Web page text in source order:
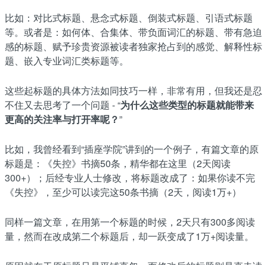
比如：对比式标题、悬念式标题、倒装式标题、引语式标题
等。或者是：如何体、合集体、带负面词汇的标题、带有急迫
感的标题、赋予珍贵资源被读者独家抢占到的感觉、解释性标
题、嵌入专业词汇类标题等。
这些起标题的具体方法如同技巧一样，非常有用，但我还是忍
不住又去思考了一个问题 - “为什么这些类型的标题就能带来
更高的关注率与打开率呢？”
比如，我曾经看到“插座学院”讲到的一个例子，有篇文章的原
标题是：《失控》书摘50条，精华都在这里（2天阅读
300+）；后经专业人士修改，将标题改成了：如果你读不完
《失控》，至少可以读完这50条书摘（2天，阅读1万+）
同样一篇文章，在用第一个标题的时候，2天只有300多阅读
量，然而在改成第二个标题后，却一跃变成了1万+阅读量。